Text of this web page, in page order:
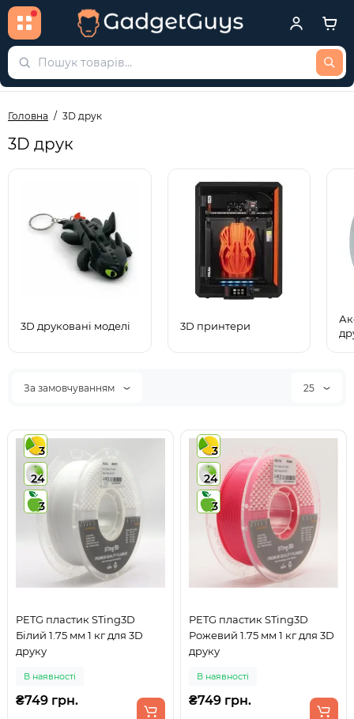
Головна 3D друк
3D друк
3D друковані моделі 3D принтери
За замовчуванням 25
3
24
3
PETG пластик STing3D
Білий 1.75 мм 1 кг для 3D
друку
В наявності
₴749 грн.
3
24
3
PETG пластик STing3D
Рожевий 1.75 мм 1 кг для 3D
друку
В наявності
₴749 грн.